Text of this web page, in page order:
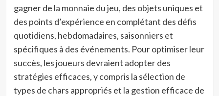
gagner de la monnaie du jeu, des objets uniques et
des points d’expérience en complétant des défis
quotidiens, hebdomadaires, saisonniers et
spécifiques à des événements. Pour optimiser leur
succès, les joueurs devraient adopter des
stratégies efficaces, y compris la sélection de
types de chars appropriés et la gestion efficace de